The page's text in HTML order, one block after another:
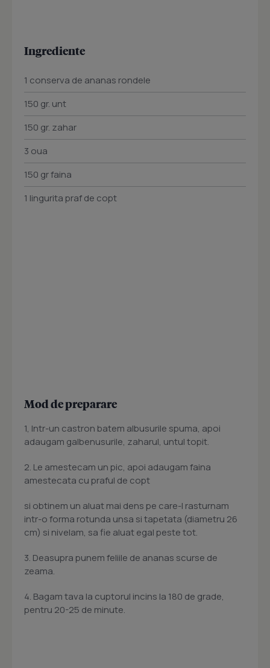
Ingrediente
1 conserva de ananas rondele
150 gr. unt
150 gr. zahar
3 oua
150 gr faina
1 lingurita praf de copt
Mod de preparare
1, Intr-un castron batem albusurile spuma, apoi
adaugam galbenusurile, zaharul, untul topit.
2. Le amestecam un pic, apoi adaugam faina
amestecata cu praful de copt
si obtinem un aluat mai dens pe care-l rasturnam
intr-o forma rotunda unsa si tapetata (diametru 26
cm) si nivelam, sa fie aluat egal peste tot.
3. Deasupra punem feliile de ananas scurse de
zeama.
4. Bagam tava la cuptorul incins la 180 de grade,
pentru 20-25 de minute.